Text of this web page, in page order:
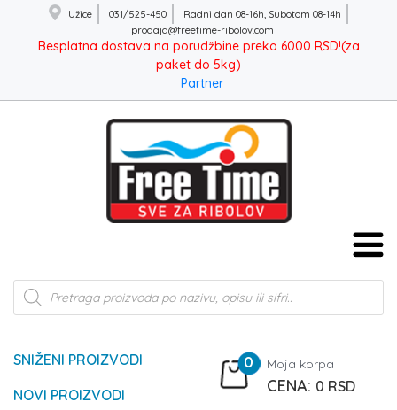
Užice 031/525-450
Radni dan 08-16h, Subotom 08-14h
prodaja@freetime-ribolov.com
Besplatna dostava na porudžbine preko 6000 RSD!(za
paket do 5kg)
Partner
Products
search
SNIŽENI PROIZVODI
NOVI PROIZVODI
0 Moja korpa
0 RSD